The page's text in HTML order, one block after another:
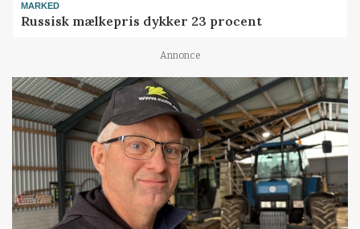
MARKED
Russisk mælkepris dykker 23 procent
Annonce